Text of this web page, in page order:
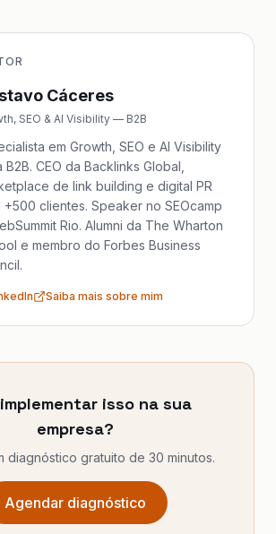
Cáceres
SEO & AI Visibility — B2B
em Growth, SEO e AI Visibility
B2B. CEO da Backlinks Global,
de link building e digital PR
+500 clientes. Speaker no SEOcamp
Rio. Alumni da The Wharton
e membro do Forbes Business
Saiba mais sobre mim
isso na sua
empresa?
diagnóstico gratuito de 30 minutos.
Agendar diagnóstico